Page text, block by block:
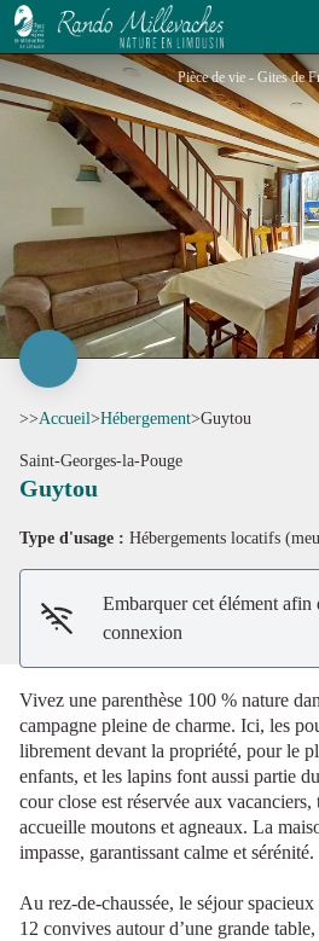
Guytou
Pièce de vie - Gites de
>>Accueil>Hébergement>Guytou
Saint-Georges-la-Pouge
Guytou
Type d'usage : Hébergements locatifs
Embarquer cet élément afin
connexion
Vivez une parenthèse 100 % nature
campagne pleine de charme. Ici, les
librement devant la propriété, pour le
enfants, et les lapins font aussi partie
cour close est réservée aux
accueille moutons et agneaux. La
impasse, garantissant calme et sérénité.
Au rez-de-chaussée, le séjour
12 convives autour d’une grande